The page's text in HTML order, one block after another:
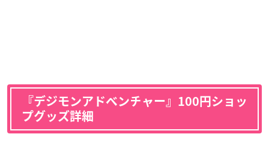
『デジモンアドベンチャー』100円ショッ
プグッズ詳細